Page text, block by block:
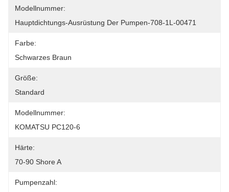
Modellnummer:
Hauptdichtungs-Ausrüstung Der Pumpen-708-1L-00471
Farbe:
Schwarzes Braun
Größe:
Standard
Modellnummer:
KOMATSU PC120-6
Härte:
70-90 Shore A
Pumpenzahl: